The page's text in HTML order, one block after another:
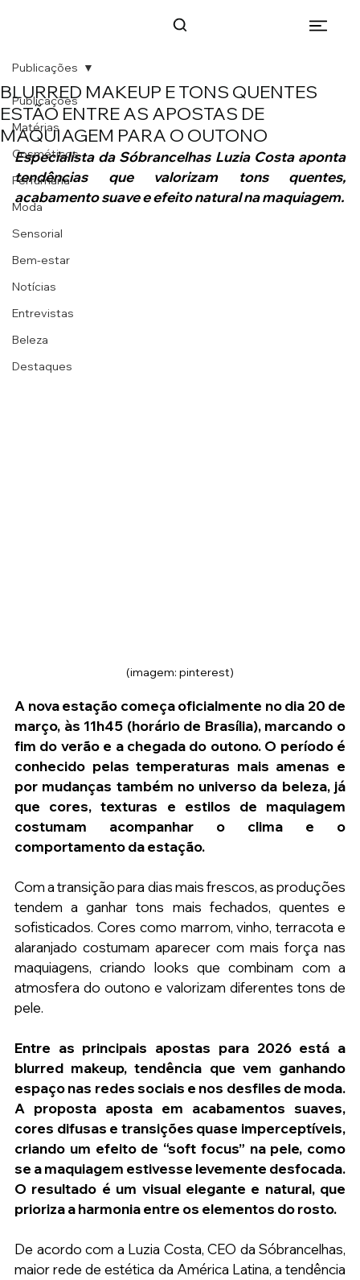
Publicações
Matérias
Cosméticos
Perfumaria
Moda
Sensorial
Bem-estar
Notícias
Entrevistas
Beleza
Destaques
Publicações
BLURRED MAKEUP E TONS QUENTES
ESTÃO ENTRE AS APOSTAS DE
MAQUIAGEM PARA O OUTONO
Especialista da Sóbrancelhas Luzia Costa aponta
tendências que valorizam tons quentes,
acabamento suave e efeito natural na maquiagem.
(imagem: pinterest)
A nova estação começa oficialmente no dia 20 de
março, às 11h45 (horário de Brasília), marcando o
fim do verão e a chegada do outono. O período é
conhecido pelas temperaturas mais amenas e
por mudanças também no universo da beleza, já
que cores, texturas e estilos de maquiagem
costumam acompanhar o clima e o
comportamento da estação.
Com a transição para dias mais frescos, as produções
tendem a ganhar tons mais fechados, quentes e
sofisticados. Cores como marrom, vinho, terracota e
alaranjado costumam aparecer com mais força nas
maquiagens, criando looks que combinam com a
atmosfera do outono e valorizam diferentes tons de
pele.
Entre as principais apostas para 2026 está a
blurred makeup, tendência que vem ganhando
espaço nas redes sociais e nos desfiles de moda.
A proposta aposta em acabamentos suaves,
cores difusas e transições quase imperceptíveis,
criando um efeito de “soft focus” na pele, como
se a maquiagem estivesse levemente desfocada.
O resultado é um visual elegante e natural, que
prioriza a harmonia entre os elementos do rosto.
De acordo com a Luzia Costa, CEO da Sóbrancelhas,
maior rede de estética da América Latina, a tendência